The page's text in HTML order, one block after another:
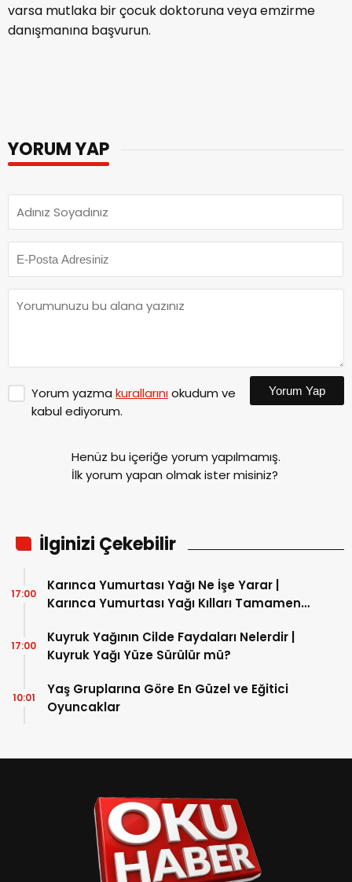
varsa mutlaka bir çocuk doktoruna veya emzirme
danışmanına başvurun.
YORUM YAP
Yorum yazma kurallarınıokudum ve
kabul ediyorum.
Yorum Yap
Henüz bu içeriğe yorum yapılmamış.
İlk yorum yapan olmak ister misiniz?
İlginizi Çekebilir
Karınca Yumurtası Yağı Ne İşe Yarar |
Karınca Yumurtası Yağı Kılları Tamamen
17:00
Kuyruk Yağının Cilde Faydaları Nelerdir |
Kuyruk Yağı Yüze Sürülür mü?
17:00
Yaş Gruplarına Göre En Güzel ve Eğitici
Oyuncaklar
10:01